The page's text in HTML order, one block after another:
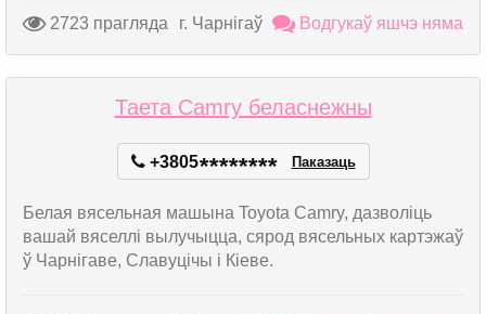
2723 прагляда г. Чарнігаў Водгукаў яшчэ няма
Таета Camry беласнежны
+3805******** Паказаць
Белая вясельная машына Toyota Camry, дазволіць
вашай вяселлі вылучыцца, сярод вясельных картэжаў
ў Чарнігаве, Славуцічы і Кіеве.